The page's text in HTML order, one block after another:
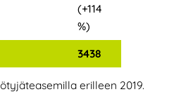
(+114
%)
3438
erilleen 2019.